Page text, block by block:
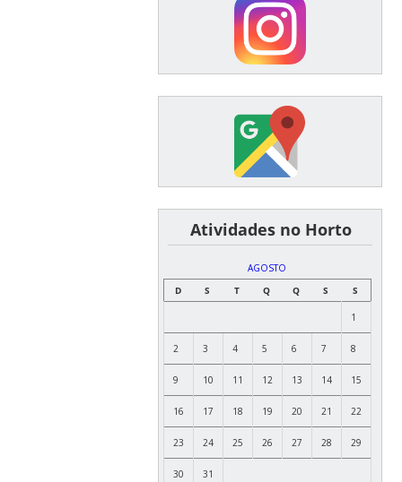
͏ ͏ ͏ ͏ ͏ ͏Atividades no Horto
AGOSTO
D
S T Q Q S S
1
2 3 4 5 6 7 8
9 10 11 12 13 14 15
16 17 18 19 20 21 22
23 24 25 26 27 28 29
30 31